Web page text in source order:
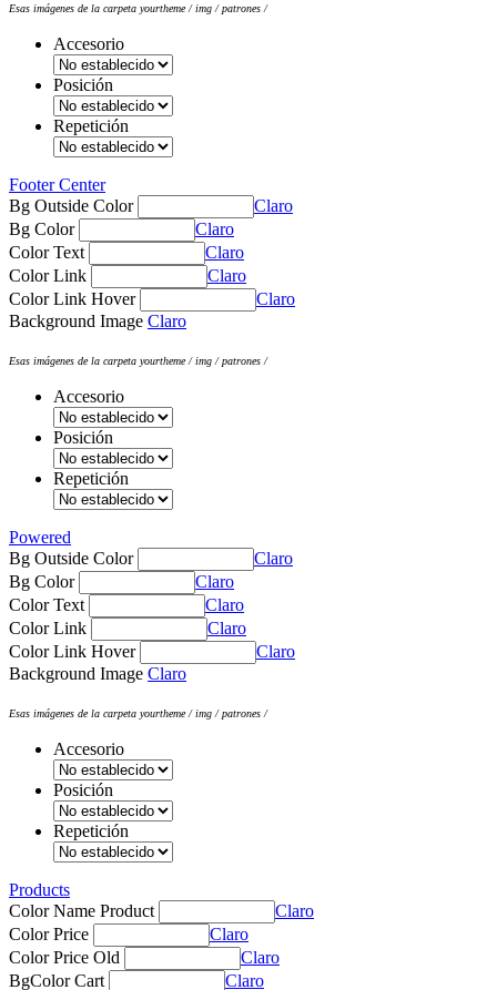
Esas imágenes de la carpeta yourtheme / img / patrones /
Accesorio
Posición
Repetición
Footer Center
Bg Outside Color
Claro
Bg Color
Claro
Color Text
Claro
Color Link
Claro
Color Link Hover
Claro
Background Image Claro
Esas imágenes de la carpeta yourtheme / img / patrones /
Accesorio
Posición
Repetición
Powered
Bg Outside Color
Claro
Bg Color
Claro
Color Text
Claro
Color Link
Claro
Color Link Hover
Claro
Background Image Claro
Esas imágenes de la carpeta yourtheme / img / patrones /
Accesorio
Posición
Repetición
Products
Color Name Product
Claro
Color Price
Claro
Color Price Old
Claro
BgColor Cart
Claro